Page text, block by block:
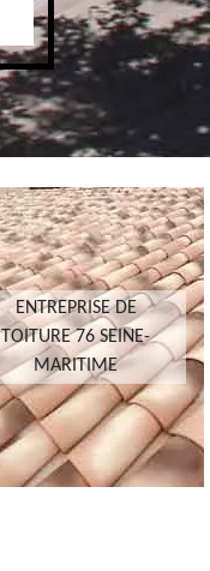
ENTREPRISE DE
TOITURE 76 SEINE-
MARITIME